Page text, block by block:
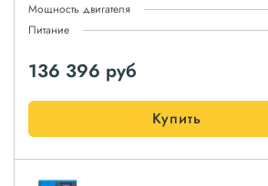
Мощность двигателя
Питание
136 396 руб
Купить